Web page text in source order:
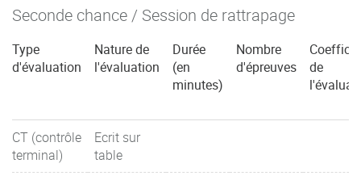
Seconde chance / Session de rattrapage
Type
d'évaluation
Nature de
l'évaluation
Durée
(en
minutes)
Nombre
d'épreuves
de
CT (contrôle
terminal)
Ecrit sur
table